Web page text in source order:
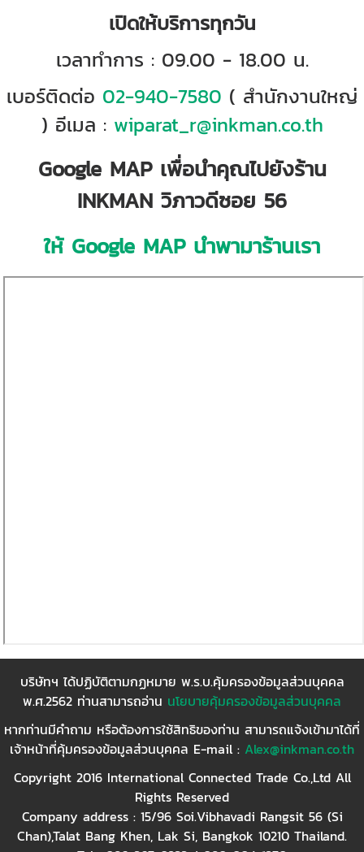
เปิดให้บริการทุกวัน
เวลาทำการ : 09.00 - 18.00 น.
เบอร์ติดต่อ 02-940-7580 ( สำนักงานใหญ่
) อีเมล : wiparat_r@inkman.co.th
Google MAP เพื่อนำคุณไปยังร้าน
INKMAN วิภาวดีซอย 56
ให้ Google MAP นำพามาร้านเรา
บริษัทฯ ได้ปฏิบัติตามกฏหมาย พ.ร.บ.คุ้มครองข้อมูลส่วนบุคคล
พ.ศ.2562 ท่านสามารถอ่าน นโยบายคุ้มครองข้อมูลส่วนบุคคล
หากท่านมีคำถาม หรือต้องการใช้สิทธิของท่าน สามารถแจ้งเข้ามาได้ที่
เจ้าหน้าที่คุ้มครองข้อมูลส่วนบุคคล E-mail : Alex@inkman.co.th
Copyright 2016 International Connected Trade Co.,Ltd All
Rights Reserved
Company address : 15/96 Soi.Vibhavadi Rangsit 56 (Si
Chan),Talat Bang Khen, Lak Si, Bangkok 10210 Thailand.